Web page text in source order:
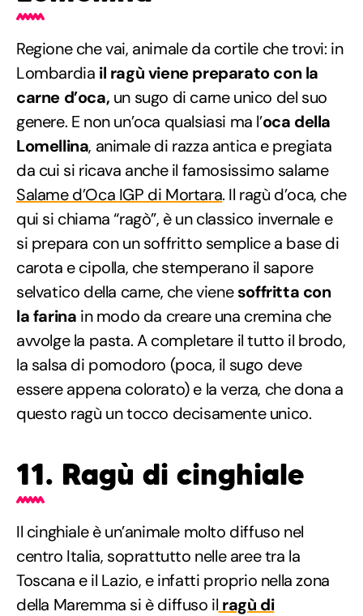
Regione che vai, animale da cortile che trovi: in
Lombardia il ragù viene preparato con la
carne d’oca, un sugo di carne unico del suo
genere. E non un’oca qualsiasi ma l’oca della
Lomellina, animale di razza antica e pregiata
da cui si ricava anche il famosissimo salame
Salame d’Oca IGP di Mortara. Il ragù d’oca, che
qui si chiama “ragò”, è un classico invernale e
si prepara con un soffritto semplice a base di
carota e cipolla, che stemperano il sapore
selvatico della carne, che vienesoffritta con
la farina in modo da creare una cremina che
avvolge la pasta. A completare il tutto il brodo,
la salsa di pomodoro (poca, il sugo deve
essere appena colorato) e la verza, che dona a
questo ragù un tocco decisamente unico.
11. Ragù di cinghiale
Il cinghiale è un’animale molto diffuso nel
centro Italia, soprattutto nelle aree tra la
Toscana e il Lazio, e infatti proprio nella zona
della Maremma si è diffuso il ragù di